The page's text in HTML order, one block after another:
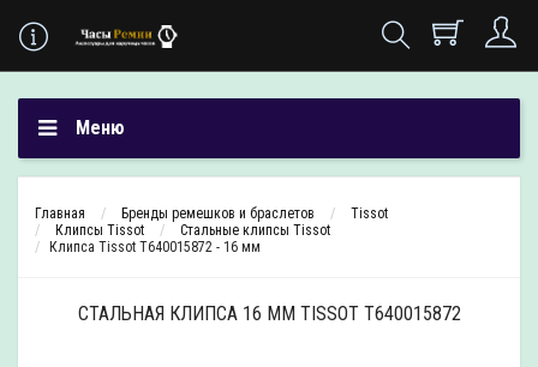
Меню
Главная Бренды ремешков и браслетов
Tissot
Клипсы Tissot
Стальные клипсы Tissot
Клипса Tissot T640015872 - 16 мм
СТАЛЬНАЯ КЛИПСА 16 ММ TISSOT T640015872